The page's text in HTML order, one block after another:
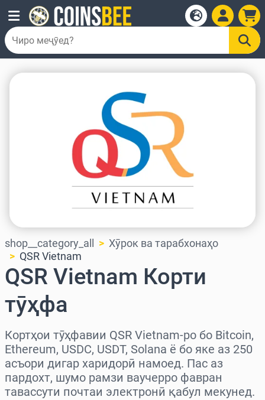
shop__category_all
Хӯрок ва тарабхонаҳо
QSR Vietnam
QSR Vietnam Корти
тӯҳфа
Кортҳои тӯҳфавии QSR Vietnam-ро бо Bitcoin,
Ethereum, USDC, USDT, Solana ё бо яке аз 250
асъори дигар харидорӣ намоед. Пас аз
пардохт, шумо рамзи ваучерро фавран
тавассути почтаи электронӣ қабул мекунед.